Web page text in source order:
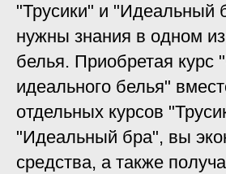
"Трусики" и "Идеальный
нужны знания в одном
белья. Приобретая курс
идеального белья"
отдельных курсов
"Идеальный бра", вы
средства, а также